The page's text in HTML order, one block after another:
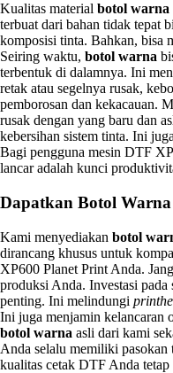
Kualitas material botol warna
terbuat dari bahan tidak tepat
komposisi tinta. Bahkan, bisa
Seiring waktu, botol warna
terbentuk di dalamnya. Ini
retak atau segelnya rusak,
pemborosan dan kekacauan.
rusak dengan yang baru dan
kebersihan sistem tinta. Ini
Bagi pengguna mesin DTF
lancar adalah kunci
Dapatkan Botol
Kami menyediakan botol
dirancang khusus untuk
XP600 Planet Print Anda.
produksi Anda. Investasi pada
penting. Ini melindungi
Ini juga menjamin kelancaran
botol warna asli dari kami
Anda selalu memiliki pasokan
kualitas cetak DTF Anda tetap